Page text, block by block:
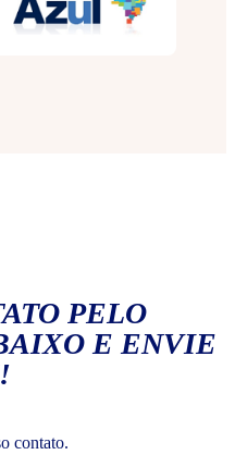
PELO
E ENVIE
contato.